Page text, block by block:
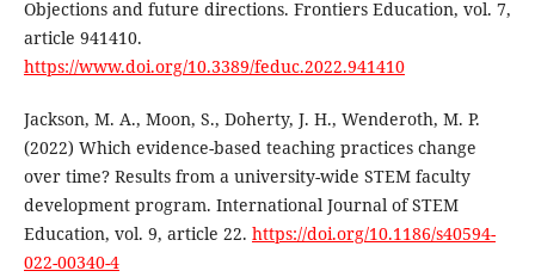
Objections and future directions. Frontiers Education, vol. 7,
article 941410.
https://www.doi.org/10.3389/feduc.2022.941410
Jackson, M. A., Moon, S., Doherty, J. H., Wenderoth, M. P.
(2022) Which evidence-based teaching practices change
over time? Results from a university-wide STEM faculty
development program. International Journal of STEM
Education, vol. 9, article 22. https://doi.org/10.1186/s40594-
022-00340-4